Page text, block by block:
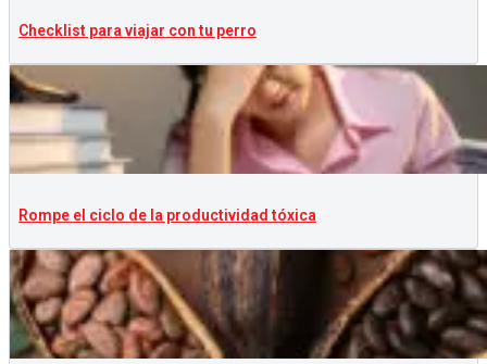
Checklist para viajar con tu perro
Rompe el ciclo de la productividad tóxica